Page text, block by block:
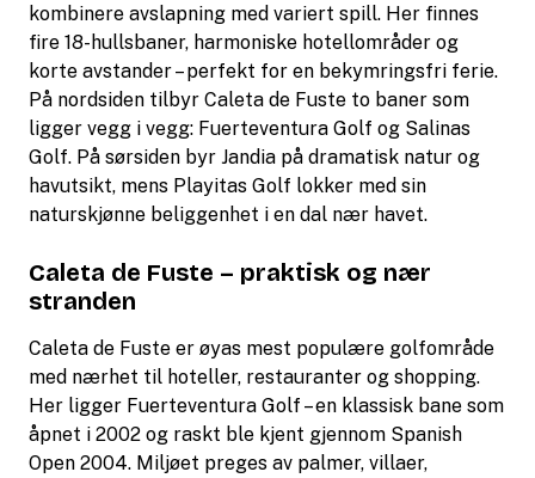
kombinere avslapning med variert spill. Her finnes
fire 18-hullsbaner, harmoniske hotellområder og
korte avstander – perfekt for en bekymringsfri ferie.
På nordsiden tilbyr Caleta de Fuste to baner som
ligger vegg i vegg: Fuerteventura Golf og Salinas
Golf. På sørsiden byr Jandia på dramatisk natur og
havutsikt, mens Playitas Golf lokker med sin
naturskjønne beliggenhet i en dal nær havet.
Caleta de Fuste – praktisk og nær
stranden
Caleta de Fuste er øyas mest populære golfområde
med nærhet til hoteller, restauranter og shopping.
Her ligger Fuerteventura Golf – en klassisk bane som
åpnet i 2002 og raskt ble kjent gjennom Spanish
Open 2004. Miljøet preges av palmer, villaer,